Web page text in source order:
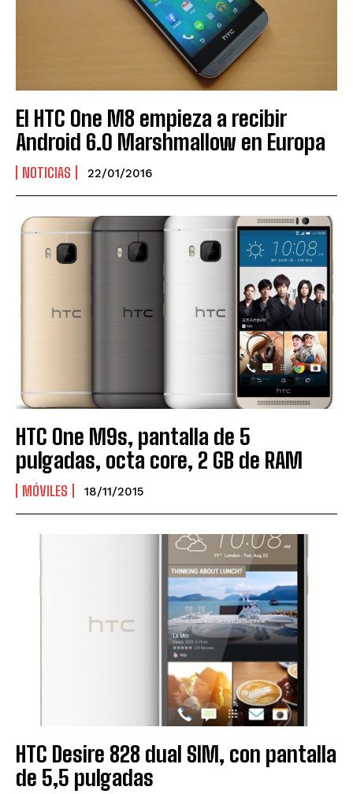
El HTC One M8 empieza a recibir
Android 6.0 Marshmallow en Europa
NOTICIAS 22/01/2016
HTC One M9s, pantalla de 5
pulgadas, octa core, 2 GB de RAM
MÓVILES 18/11/2015
HTC Desire 828 dual SIM, con pantalla
de 5,5 pulgadas